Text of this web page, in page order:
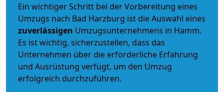
Ein wichtiger Schritt bei der Vorbereitung eines
Umzugs nach Bad Harzburg ist die Auswahl eines
zuverlässigen Umzugsunternehmens in Hamm.
Es ist wichtig, sicherzustellen, dass das
Unternehmen über die erforderliche Erfahrung
und Ausrüstung verfügt, um den Umzug
erfolgreich durchzuführen.